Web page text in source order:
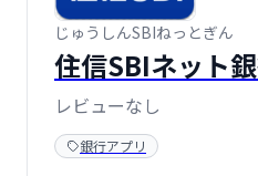
じゅうしんSBIねっとぎん
住信SBIネット
レビューなし
銀行アプリ